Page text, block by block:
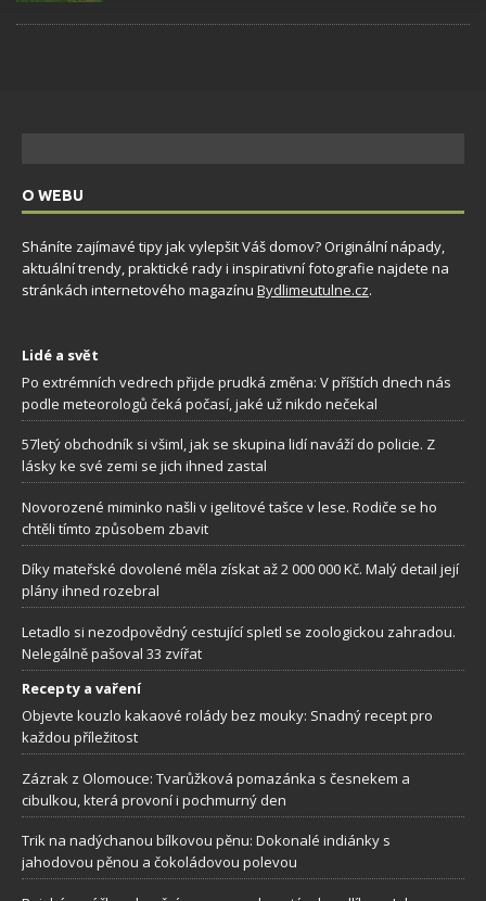
O WEBU
Sháníte zajímavé tipy jak vylepšit Váš domov? Originální nápady,
aktuální trendy, praktické rady i inspirativní fotografie najdete na
stránkách internetového magazínu Bydlimeutulne.cz.
Lidé a svět
Po extrémních vedrech přijde prudká změna: V příštích dnech nás
podle meteorologů čeká počasí, jaké už nikdo nečekal
57letý obchodník si všiml, jak se skupina lidí naváží do policie. Z
lásky ke své zemi se jich ihned zastal
Novorozené miminko našli v igelitové tašce v lese. Rodiče se ho
chtěli tímto způsobem zbavit
Díky mateřské dovolené měla získat až 2 000 000 Kč. Malý detail její
plány ihned rozebral
Letadlo si nezodpovědný cestující spletl se zoologickou zahradou.
Nelegálně pašoval 33 zvířat
Recepty a vaření
Objevte kouzlo kakaové rolády bez mouky: Snadný recept pro
každou příležitost
Zázrak z Olomouce: Tvarůžková pomazánka s česnekem a
cibulkou, která provoní i pochmurný den
Trik na nadýchanou bílkovou pěnu: Dokonalé indiánky s
jahodovou pěnou a čokoládovou polevou